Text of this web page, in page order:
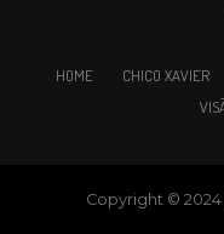
HOME CHICO XAVIER
Copyright ©